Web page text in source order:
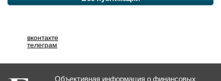
вконтакте
телеграм
Объективная информация о финансовых